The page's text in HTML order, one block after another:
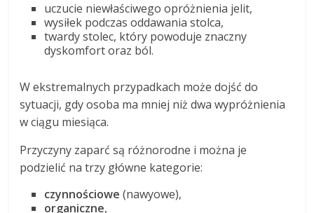
uczucie niewłaściwego opróżnienia jelit,
wysiłek podczas oddawania stolca,
twardy stolec, który powoduje znaczny
dyskomfort oraz ból.
W ekstremalnych przypadkach może dojść do
sytuacji, gdy osoba ma mniej niż dwa wypróżnienia
w ciągu miesiąca.
Przyczyny zaparć są różnorodne i można je
podzielić na trzy główne kategorie:
czynnościowe (nawyowe),
organiczne,